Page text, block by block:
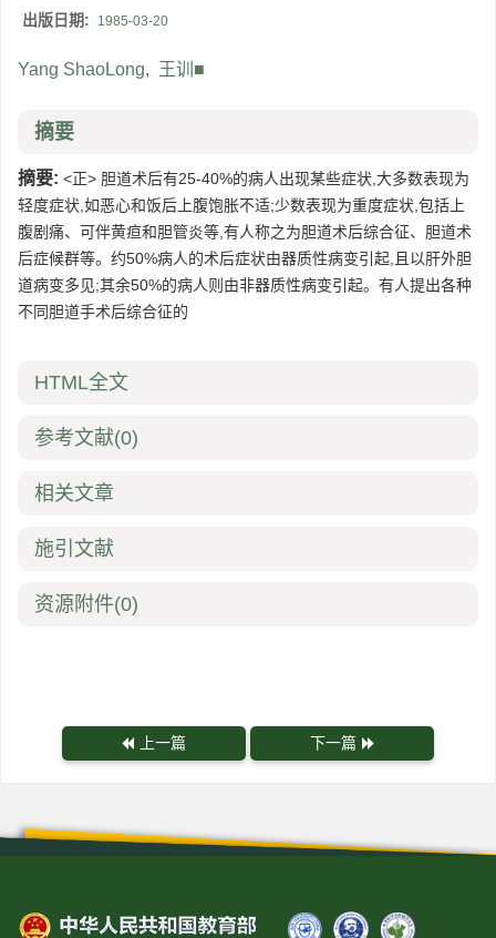
出版日期: 1985-03-20
Yang ShaoLong, 王训■
摘要
摘要: <正> 胆道术后有25-40%的病人出现某些症状,大多数表现为
轻度症状,如恶心和饭后上腹饱胀不适;少数表现为重度症状,包括上
腹剧痛、可伴黄疸和胆管炎等,有人称之为胆道术后综合征、胆道术
后症候群等。约50%病人的术后症状由器质性病变引起,且以肝外胆
道病变多见;其余50%的病人则由非器质性病变引起。有人提出各种
不同胆道手术后综合征的
HTML全文
参考文献(0)
相关文章
施引文献
资源附件(0)
上一篇 下一篇